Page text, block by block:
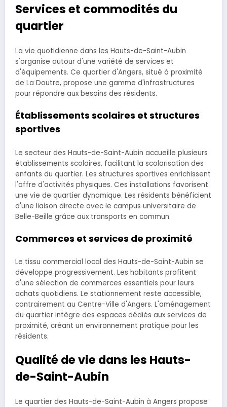
Services et commodités du
quartier
La vie quotidienne dans les Hauts-de-Saint-Aubin
s'organise autour d'une variété de services et
d'équipements. Ce quartier d'Angers, situé à proximité
de La Doutre, propose une gamme d'infrastructures
pour répondre aux besoins des résidents.
Établissements scolaires et structures
sportives
Le secteur des Hauts-de-Saint-Aubin accueille plusieurs
établissements scolaires, facilitant la scolarisation des
enfants du quartier. Les structures sportives enrichissent
l'offre d'activités physiques. Ces installations favorisent
une vie de quartier dynamique. Les résidents bénéficient
d'une liaison directe avec le campus universitaire de
Belle-Beille grâce aux transports en commun.
Commerces et services de proximité
Le tissu commercial local des Hauts-de-Saint-Aubin se
développe progressivement. Les habitants profitent
d'une sélection de commerces essentiels pour leurs
achats quotidiens. Le stationnement reste accessible,
contrairement au Centre-Ville d'Angers. L'aménagement
du quartier intègre des espaces dédiés aux services de
proximité, créant un environnement pratique pour les
résidents.
Qualité de vie dans les Hauts-
de-Saint-Aubin
Le quartier des Hauts-de-Saint-Aubin à Angers propose